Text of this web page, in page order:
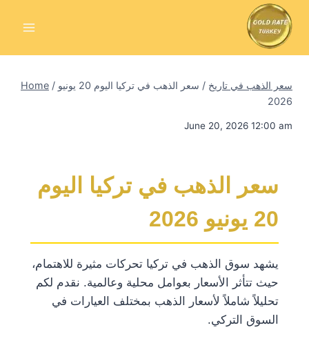
Home / سعر الذهب في تاريخ /
سعر الذهب في تركيا اليوم 20 يونيو
2026
June 20, 2026 12:00 am
سعر الذهب في تركيا اليوم
20 يونيو 2026
يشهد سوق الذهب في تركيا تحركات مثيرة للاهتمام،
حيث تتأثر الأسعار بعوامل محلية وعالمية. نقدم لكم
تحليلاً شاملاً لأسعار الذهب بمختلف العيارات في
السوق التركي.